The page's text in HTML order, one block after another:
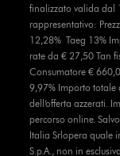
finalizzato valida
rappresentativo:
12,28% Taeg 13%
rate da € 27,50 Tan
Consumatore €
9,97% Importo totale
dell’offerta azzerati.
percorso online.
Italia Srlopera quale
S.p.A., non in